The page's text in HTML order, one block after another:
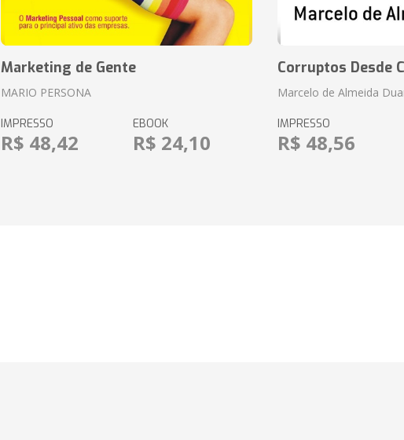
Marketing de Gente
MARIO PERSONA
IMPRESSO
R$ 48,42
EBOOK
R$ 24,10
Corruptos Desde
Marcelo de Almeida
IMPRESSO
R$ 48,56